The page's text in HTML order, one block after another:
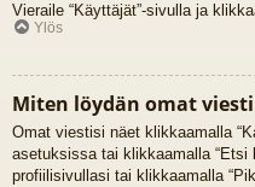
Vieraile “Käyttäjät”-sivulla ja
Ylös
Miten löydän omat
Omat viestisi näet klikkaamalla
asetuksissa tai klikkaamalla “Etsi
profiilisivullasi tai klikkaamalla